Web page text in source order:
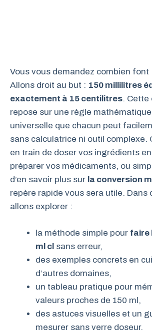
Vous vous demandez combien font
Allons droit au but : 150 millilitres
exactement à 15 centilitres. Cette
repose sur une règle
universelle que chacun peut
sans calculatrice ni outil complexe.
en train de doser vos ingrédients
préparer vos médicaments, ou
d’en savoir plus sur la conversion
repère rapide vous sera utile. Dans
allons explorer :
la méthode simple pour faire
ml cl sans erreur,
des exemples concrets en
d’autres domaines,
un tableau pratique pour
valeurs proches de 150 ml,
des astuces visuelles et un
mesurer sans verre doseur.